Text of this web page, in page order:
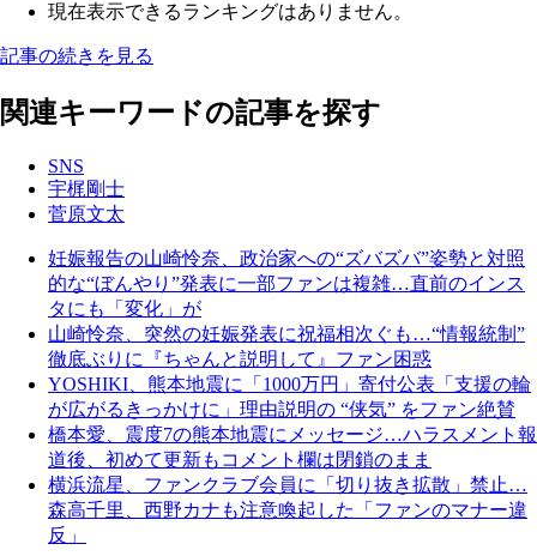
現在表示できるランキングはありません。
記事の続きを見る
関連キーワードの記事を探す
SNS
宇梶剛士
菅原文太
妊娠報告の山崎怜奈、政治家への“ズバズバ”姿勢と対照
的な“ぼんやり”発表に一部ファンは複雑…直前のインス
タにも「変化」が
山崎怜奈、突然の妊娠発表に祝福相次ぐも…“情報統制”
徹底ぶりに『ちゃんと説明して』ファン困惑
YOSHIKI、熊本地震に「1000万円」寄付公表「支援の輪
が広がるきっかけに」理由説明の “侠気” をファン絶賛
橋本愛、震度7の熊本地震にメッセージ…ハラスメント報
道後、初めて更新もコメント欄は閉鎖のまま
横浜流星、ファンクラブ会員に「切り抜き拡散」禁止…
森高千里、西野カナも注意喚起した「ファンのマナー違
反」